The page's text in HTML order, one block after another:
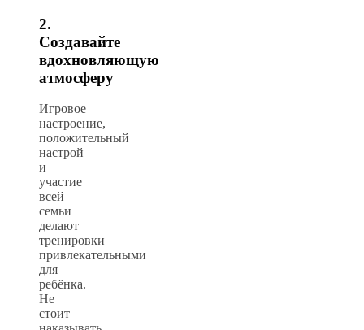
2.
Создавайте
вдохновляющую
атмосферу
Игровое
настроение,
положительный
настрой
и
участие
всей
семьи
делают
тренировки
привлекательными
для
ребёнка.
Не
стоит